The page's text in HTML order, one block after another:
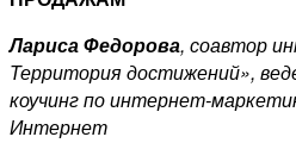
Лариса Федорова, соавтор
Территория достижений»,
коучинг по интернет-
Интернет